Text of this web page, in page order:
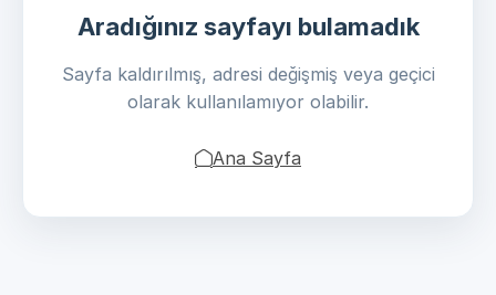
Aradığınız sayfayı bulamadık
Sayfa kaldırılmış, adresi değişmiş veya geçici
olarak kullanılamıyor olabilir.
Ana Sayfa